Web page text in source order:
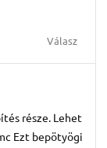
Válasz
része. Lehet
Ezt bepötyögi